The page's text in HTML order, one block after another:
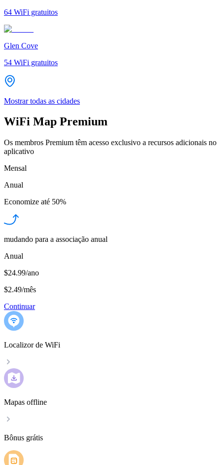
64 WiFi gratuitos
Glen Cove
54 WiFi gratuitos
Mostrar todas as cidades
WiFi Map Premium
Os membros Premium têm acesso exclusivo a recursos adicionais no
aplicativo
Mensal
Anual
Economize até 50%
mudando para a associação anual
Anual
$24.99/ano
$2.49/mês
Continuar
Localizor de WiFi
Mapas offline
Bônus grátis